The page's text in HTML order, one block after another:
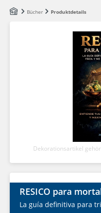
Zum Hauptinhalt springen
Bücher Produktdetails
Dekorationsartikel
RESICO para
La guía definitiva para